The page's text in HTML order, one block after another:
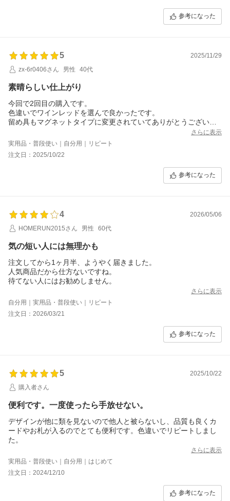
参考になった
5
2025/11/29
zx-6r0406さん
男性 40代
素晴らしい仕上がり
今回で2回目の購入です。
色違いでワインレッドを選んで良かったです。
留め具もマグネットタイプに変更されていてありがとうございま
す。穴タイプよりマグネットにして正解でした。この手帳型は財
布代わりにもなるし、携帯本体の保護にも大変役立ちます。もう
普通のケースには戻れません。次もまた新機種の際には購入いた
します。
さらに表示
実用品・普段使い｜自分用｜リピート
注文日：2025/10/22
参考になった
4
2026/05/06
HOMERUN2015さん
男性 60代
気の短い人には無理かも
注文してから1ヶ月半、ようやく届きました。
人気商品だから仕方ないですね。
待てない人にはお勧めしません。
さらに表示
自分用｜実用品・普段使い｜リピート
注文日：2026/03/21
参考になった
5
2025/10/22
購入者さん
便利です。一度使ったら手放せない。
デザインが他に類を見ないので他人と被らないし、品質も良くカ
ードやお札が入るのでとても便利です。色違いでリピートしまし
た。
さらに表示
実用品・普段使い｜自分用｜はじめて
注文日：2024/12/10
参考になった